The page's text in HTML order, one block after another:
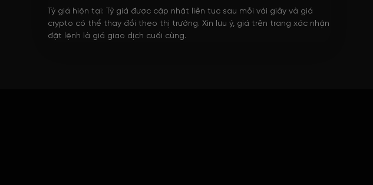
Tỷ giá hiện tại: Tỷ giá được cập nhật liên tục sau mỗi vài giây và giá
crypto có thể thay đổi theo thị trường. Xin lưu ý, giá trên trang xác nhận
đặt lệnh là giá giao dịch cuối cùng.